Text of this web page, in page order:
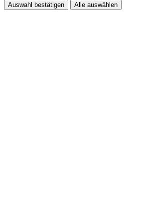
Auswahl bestätigen Alle auswählen